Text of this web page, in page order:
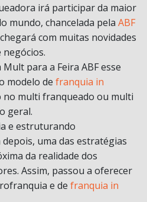
irá participar da maior
mundo, chancelada pela ABF
com muitas novidades
para a Feira ABF esse
modelo de franquia in
no multi franqueado ou multi
geral.
e estruturando
uma das estratégias
da realidade dos
Assim, passou a oferecer
e de franquia in